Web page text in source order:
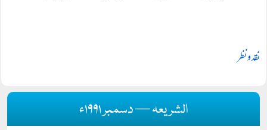
نقد و نظر
الشریعہ — دسمبر ۱۹۹۱ء